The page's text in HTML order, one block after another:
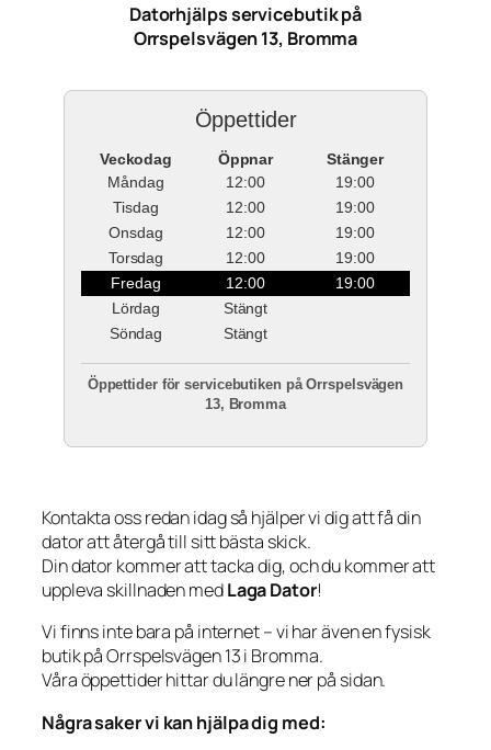
Datorhjälps servicebutik på
Orrspelsvägen 13, Bromma
Öppettider
Veckodag Öppnar
Stänger
Måndag
12:00
19:00
Tisdag
12:00
19:00
Onsdag
12:00
19:00
Torsdag
12:00
19:00
Fredag
12:00
19:00
Lördag
Stängt
Söndag
Stängt
Öppettider för servicebutiken på Orrspelsvägen
13, Bromma
Kontakta oss redan idag så hjälper vi dig att få din
dator att återgå till sitt bästa skick.
Din dator kommer att tacka dig, och du kommer att
uppleva skillnaden medLaga Dator!
Vi finns inte bara på internet – vi har även en fysisk
butik på Orrspelsvägen 13 i Bromma.
Våra öppettider hittar du längre ner på sidan.
Några saker vi kan hjälpa dig med: